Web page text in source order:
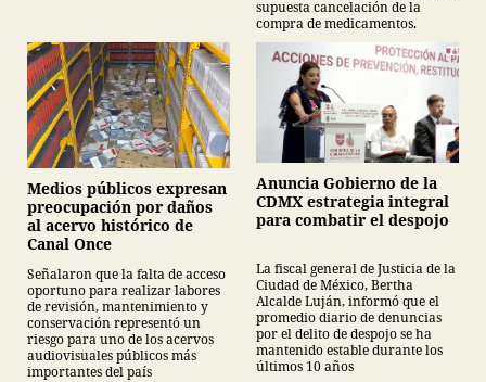
supuesta cancelación de la
compra de medicamentos.
Medios públicos expresan
preocupación por daños
al acervo histórico de
Canal Once
Señalaron que la falta de acceso
oportuno para realizar labores
de revisión, mantenimiento y
conservación representó un
riesgo para uno de los acervos
audiovisuales públicos más
importantes del país
Anuncia Gobierno de la
CDMX estrategia integral
para combatir el despojo
La fiscal general de Justicia de la
Ciudad de México, Bertha
Alcalde Luján, informó que el
promedio diario de denuncias
por el delito de despojo se ha
mantenido estable durante los
últimos 10 años